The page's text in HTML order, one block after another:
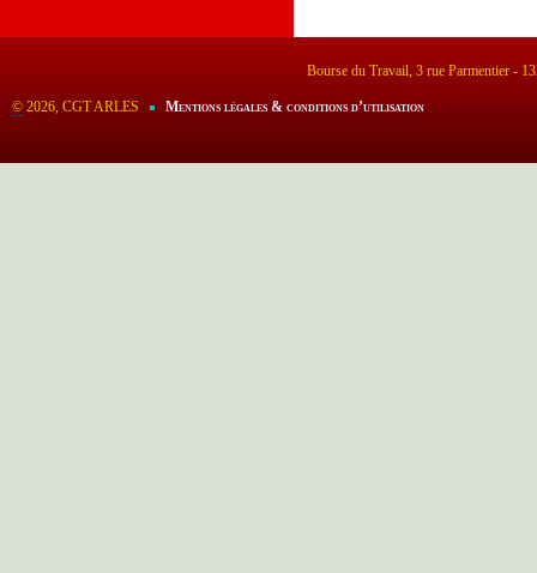
Bourse du Travail, 3 rue Parmentier -
© 2026, CGT ARLES Mentions légales & conditions d’utilisation